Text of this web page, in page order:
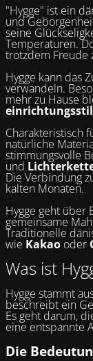
"Hygge" ist ein
und
seine
Temperaturen.
trotzdem Freude
Hygge kann das
verwandeln.
mehr zu Hause
einrichtungsstil
Charakteristisch
natürliche
stimmungsvolle
und
Die Verbindung
kalten Monaten.
Hygge geht über
gemeinsame
Traditionelle
wie Kakao oder
Was ist
Hygge stammt
beschreibt ein
Es geht darum,
eine entspannte
Die